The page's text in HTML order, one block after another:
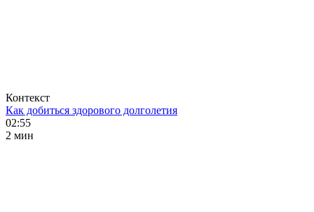
Контекст
Как добиться здорового долголетия
02:55
2 мин